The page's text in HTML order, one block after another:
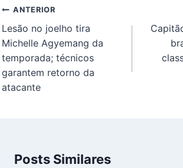
Navegação
de
Post
ANTERIOR
Lesão no joelho tira
Michelle Agyemang da
temporada; técnicos
garantem retorno da
atacante
Posts Similares